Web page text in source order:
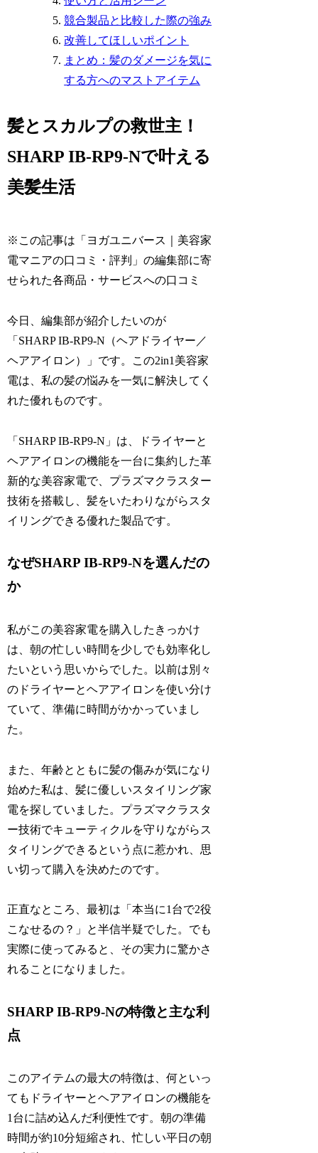
競合製品と比較した際の強み
改善してほしいポイント
まとめ：髪のダメージを気に
する方へのマストアイテム
髪とスカルプの救世主！
SHARP IB-RP9-Nで叶える
美髪生活
※この記事は「ヨガユニバース｜美容家
電マニアの口コミ・評判」の編集部に寄
せられた各商品・サービスへの口コミ
今日、編集部が紹介したいのが
「SHARP IB-RP9-N（ヘアドライヤー／
ヘアアイロン）」です。この2in1美容家
電は、私の髪の悩みを一気に解決してく
れた優れものです。
「SHARP IB-RP9-N」は、ドライヤーと
ヘアアイロンの機能を一台に集約した革
新的な美容家電で、プラズマクラスター
技術を搭載し、髪をいたわりながらスタ
イリングできる優れた製品です。
なぜSHARP IB-RP9-Nを選んだの
か
私がこの美容家電を購入したきっかけ
は、朝の忙しい時間を少しでも効率化し
たいという思いからでした。以前は別々
のドライヤーとヘアアイロンを使い分け
ていて、準備に時間がかかっていまし
た。
また、年齢とともに髪の傷みが気になり
始めた私は、髪に優しいスタイリング家
電を探していました。プラズマクラスタ
ー技術でキューティクルを守りながらス
タイリングできるという点に惹かれ、思
い切って購入を決めたのです。
正直なところ、最初は「本当に1台で2役
こなせるの？」と半信半疑でした。でも
実際に使ってみると、その実力に驚かさ
れることになりました。
SHARP IB-RP9-Nの特徴と主な利
点
このアイテムの最大の特徴は、何といっ
てもドライヤーとヘアアイロンの機能を
1台に詰め込んだ利便性です。朝の準備
時間が約10分短縮され、忙しい平日の朝